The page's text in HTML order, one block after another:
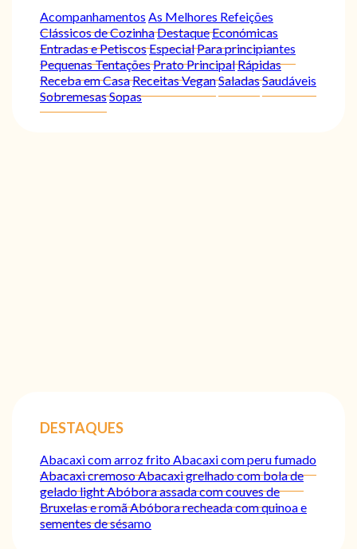
Acompanhamentos As Melhores Refeições
Clássicos de CozinhaDestaqueEconómicas
Entradas e PetiscosEspecialPara principiantes
Pequenas TentaçõesPrato PrincipalRápidas
Receba em CasaReceitas VeganSaladasSaudáveis
SobremesasSopas
DESTAQUES
Abacaxi com arroz fritoAbacaxi com peru fumado
Abacaxi cremosoAbacaxi grelhado com bola de
gelado lightAbóbora assada com couves de
Bruxelas e romãAbóbora recheada com quinoa e
sementes de sésamo